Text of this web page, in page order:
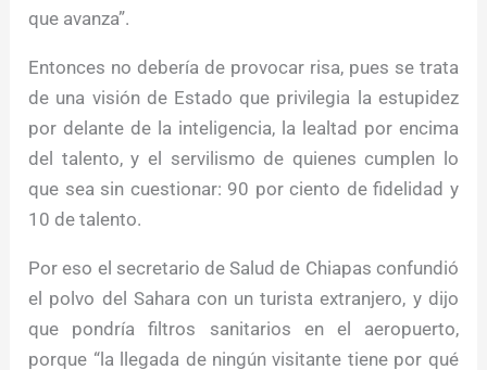
que avanza”.
Entonces no debería de provocar risa, pues se trata
de una visión de Estado que privilegia la estupidez
por delante de la inteligencia, la lealtad por encima
del talento, y el servilismo de quienes cumplen lo
que sea sin cuestionar: 90 por ciento de fidelidad y
10 de talento.
Por eso el secretario de Salud de Chiapas confundió
el polvo del Sahara con un turista extranjero, y dijo
que pondría filtros sanitarios en el aeropuerto,
porque “la llegada de ningún visitante tiene por qué